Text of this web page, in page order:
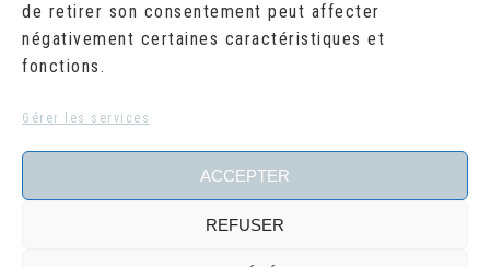
de retirer son consentement peut affecter
négativement certaines caractéristiques et
fonctions.
Gérer les services
ACCEPTER
REFUSER
« Juil
RECHERCHER
Search